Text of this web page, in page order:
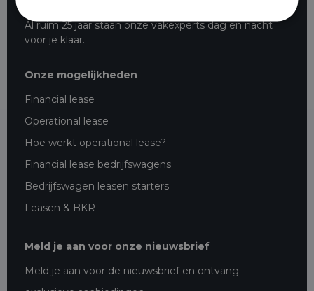
Al ruim 25 jaar staan onze vakexperts dag en nacht
voor je klaar.
Onze mogelijkheden
Financial lease
Operational lease
Hoe werkt operational lease?
Financial lease bedrijfswagens
Bedrijfswagen leasen starters
Leasen & BKR
Meld je aan voor onze nieuwsbrief
Meld je aan voor de nieuwsbrief en ontvang